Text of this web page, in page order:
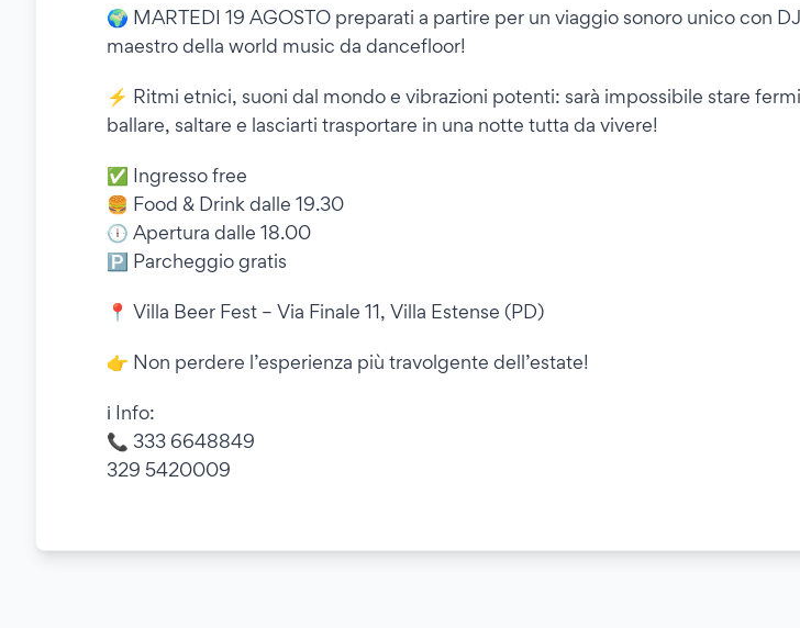
🌍 MARTEDI 19 AGOSTO preparati a partire per un viaggio sonoro unico con
maestro della world music da dancefloor!
⚡️ Ritmi etnici, suoni dal mondo e vibrazioni potenti: sarà impossibile stare
ballare, saltare e lasciarti trasportare in una notte tutta da vivere!
✅ Ingresso free
🍔 Food & Drink dalle 19.30
🕕 Apertura dalle 18.00
🅿️ Parcheggio gratis
📍 Villa Beer Fest – Via Finale 11, Villa Estense (PD)
👉 Non perdere l’esperienza più travolgente dell’estate!
ℹ️ Info:
📞 333 6648849
329 5420009